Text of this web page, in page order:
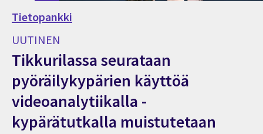
Tietopankki
UUTINEN
Tikkurilassa seurataan
pyöräilykypärien käyttöä
videoanalytiikalla -
kypärätutkalla muistutetaan